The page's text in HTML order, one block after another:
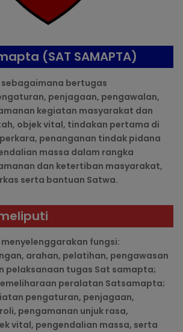
(SAT SAMAPTA)
bertugas
penjagaan, pengawalan,
kegiatan masyarakat dan
objek vital, tindakan pertama di
penanganan tindak pidana
massa dalam rangka
dan ketertiban masyarakat,
serta bantuan Satwa.
fungsi:
arahan, pelatihan, pengawasan
pelaksanaan tugas Sat samapta;
peralatan Satsamapta;
pengaturan, penjagaan,
pengamanan unjuk rasa,
vital, pengendalian massa, serta